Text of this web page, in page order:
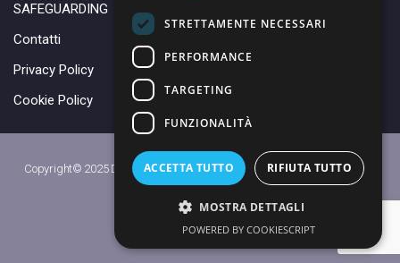
SAFEGUARDING
Contatti
Privacy Policy
Cookie Policy
Copyright© 2025 DANY BASKET QUARRATA S.S.D.A.R.L. -Privacy Policy
Made with ♥ by
STRETTAMENTE NECESSARI
PERFORMANCE
TARGETING
FUNZIONALITÀ
ACCETTA TUTTO RIFIUTA TUTTO
MOSTRA DETTAGLI
POWERED BY COOKIESCRIPT